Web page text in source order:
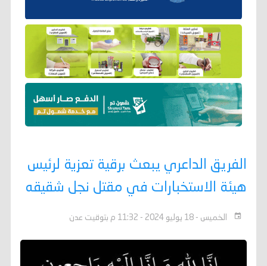
الفريق الداعري يبعث برقية تعزية لرئيس
هيئة الاستخبارات في مقتل نجل شقيقه
الخميس - 18 يوليو 2024 - 11:32 م بتوقيت عدن